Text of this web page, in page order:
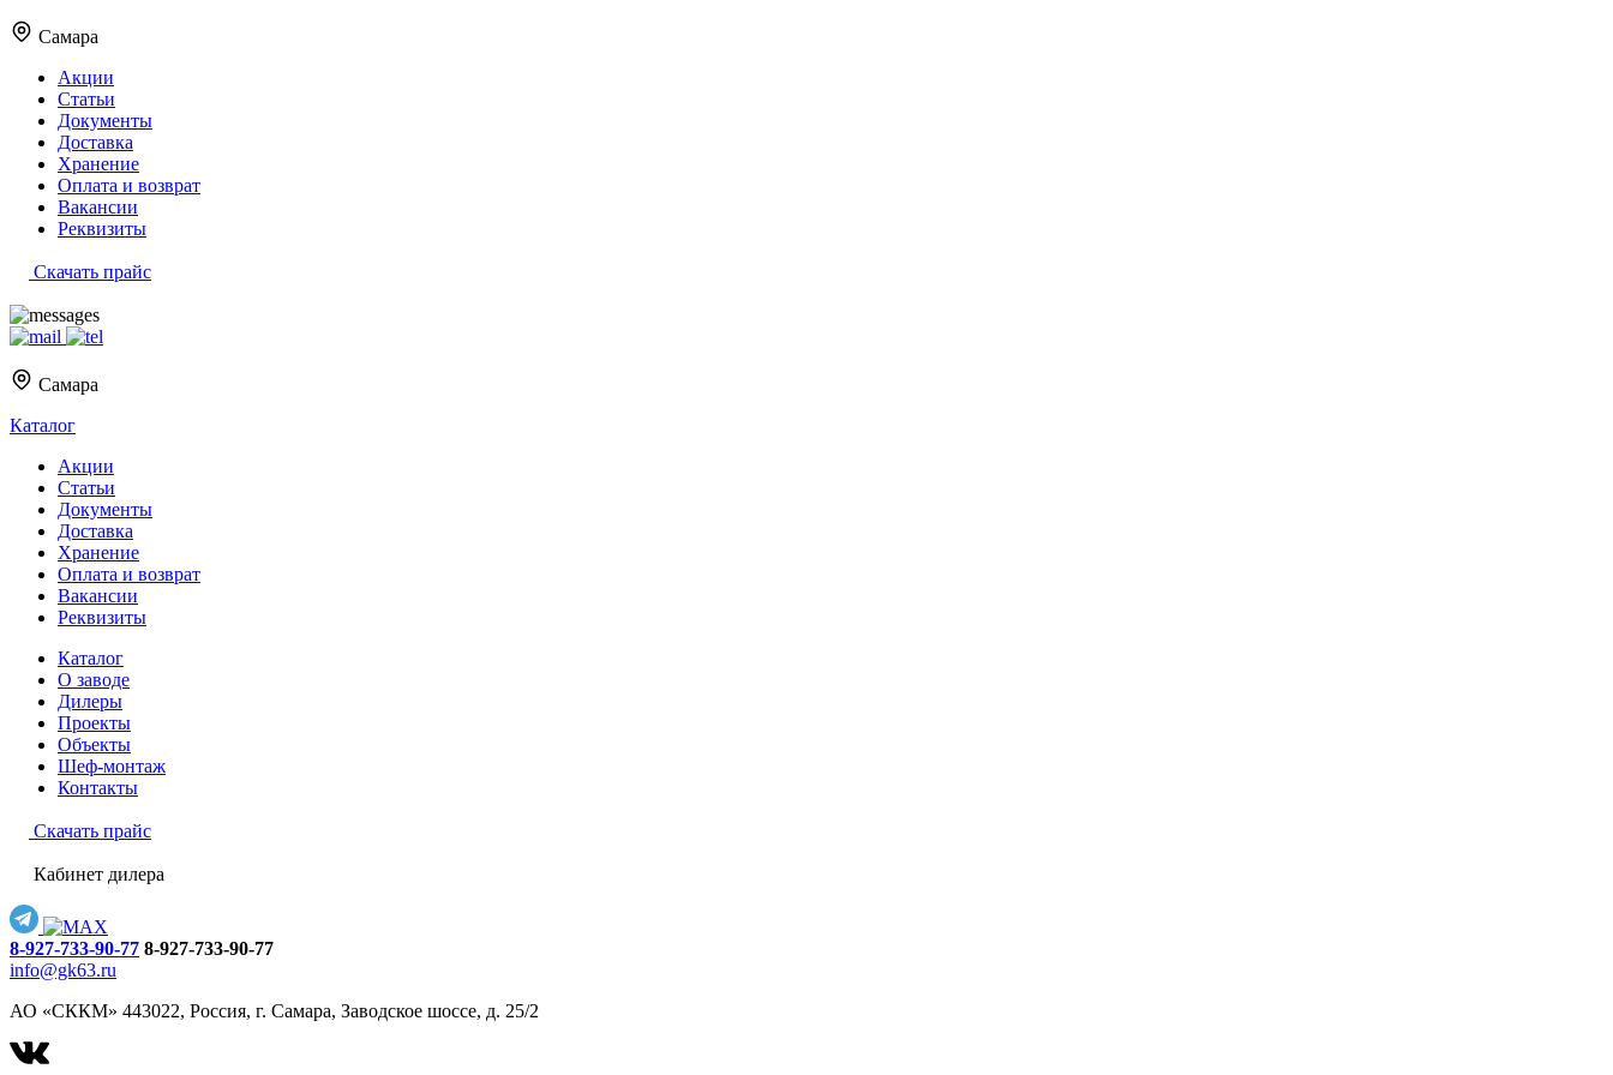
Самара
Акции
Статьи
Документы
Доставка
Хранение
Оплата и возврат
Вакансии
Реквизиты
Скачать прайс
Самара
Каталог
Акции
Статьи
Документы
Доставка
Хранение
Оплата и возврат
Вакансии
Реквизиты
Каталог
О заводе
Дилеры
Проекты
Объекты
Шеф-монтаж
Контакты
Скачать прайс
Кабинет дилера
8-927-733-90-77 8-927-733-90-77
info@gk63.ru
АО «СККМ» 443022, Россия, г. Самара, Заводское шоссе, д. 25/2